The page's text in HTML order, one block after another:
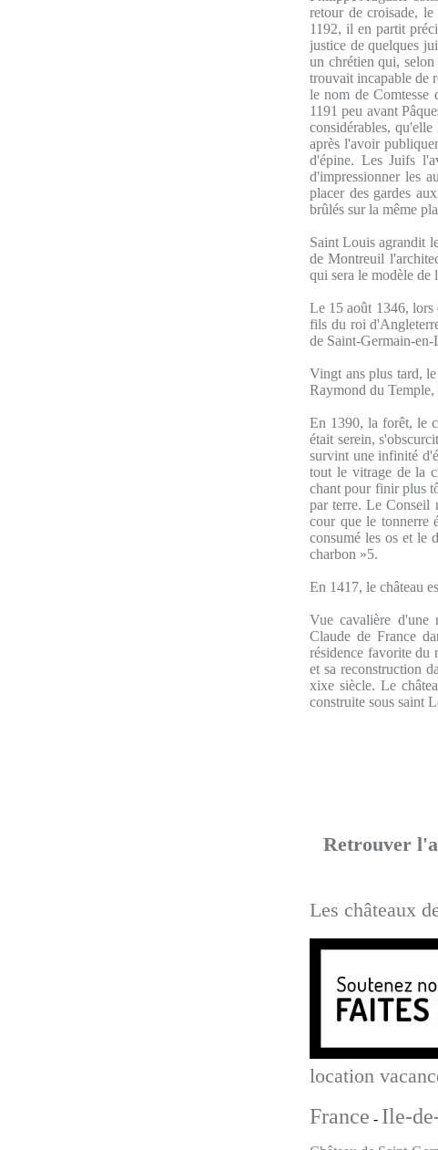
retour de croisade,
1192, il en partit
justice de quelques
un chrétien qui,
trouvait incapable de
le nom de Comtesse
1191 peu avant
considérables,
après l'avoir
d'épine. Les Juifs
d'impressionner les
placer des gardes
brûlés sur la même
Saint Louis agrandit
de Montreuil
qui sera le modèle de
Le 15 août 1346, lors
fils du roi
de Saint-Germain-
Vingt ans plus tard,
Raymond du Temple,
En 1390, la forêt, le
était serein,
survint une infinité
tout le vitrage de la
chant pour finir plus
par terre. Le Conseil
cour que le tonnerre
consumé les os et le
charbon »5.
En 1417, le château
Vue cavalière d'une
Claude de France
résidence favorite du
et sa reconstruction
xixe siècle. Le
construite sous saint
Retrouver
Les châteaux
location
France - Ile-